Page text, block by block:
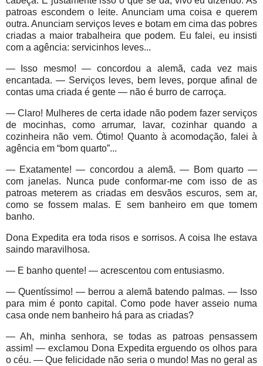
patroas escondem o leite. Anunciam uma coisa e querem
outra. Anunciam serviços leves e botam em cima das pobres
criadas a maior trabalheira que podem. Eu falei, eu insisti
com a agência: servicinhos leves...
— Isso mesmo! — concordou a alemã, cada vez mais
encantada. — Serviços leves, bem leves, porque afinal de
contas uma criada é gente — não é burro de carroça.
— Claro! Mulheres de certa idade não podem fazer serviços
de mocinhas, como arrumar, lavar, cozinhar quando a
cozinheira não vem. Ótimo! Quanto à acomodação, falei à
agência em “bom quarto”...
— Exatamente! — concordou a alemã. — Bom quarto —
com janelas. Nunca pude conformar-me com isso de as
patroas meterem as criadas em desvãos escuros, sem ar,
como se fossem malas. E sem banheiro em que tomem
banho.
Dona Expedita era toda risos e sorrisos. A coisa lhe estava
saindo maravilhosa.
— E banho quente! — acrescentou com entusiasmo.
— Quentíssimo! — berrou a alemã batendo palmas. — Isso
para mim é ponto capital. Como pode haver asseio numa
casa onde nem banheiro há para as criadas?
— Ah, minha senhora, se todas as patroas pensassem
assim! — exclamou Dona Expedita erguendo os olhos para
o céu. — Que felicidade não seria o mundo! Mas no geral as